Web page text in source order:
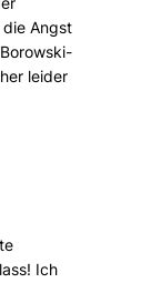
die Angst
leider
Ich